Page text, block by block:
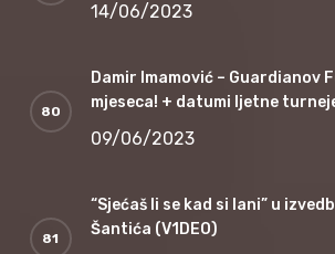
14/06/2023
Damir Imamović – Guardianov
mjeseca! + datumi ljetne
09/06/2023
“Sjećaš li se kad si lani” u
Šantića (V1DEO)